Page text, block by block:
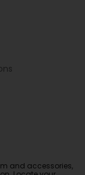
and accessories,